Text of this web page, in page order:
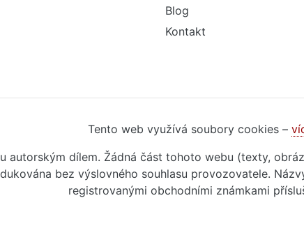
Blog
Kontakt
Tento web využívá soubory cookies –
autorským dílem. Žádná část tohoto webu (texty,
bez výslovného souhlasu provozovatele.
registrovanými obchodními známkami